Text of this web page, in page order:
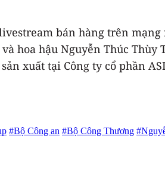
bán hàng trên
hoa hậu Nguyễn Thúc Thùy
xuất tại Công ty cổ phần
#Bộ Công an #Bộ Công Thương